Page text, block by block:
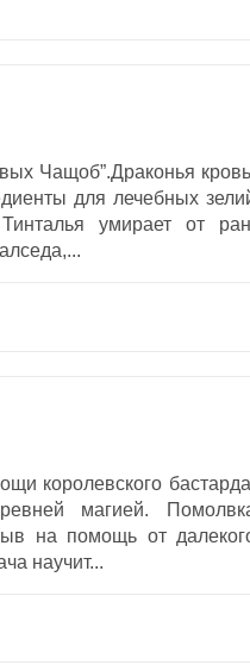
Чащоб”.Драконья
для лечебных
умирает от
королевского
магией.
на помощь от
научит...